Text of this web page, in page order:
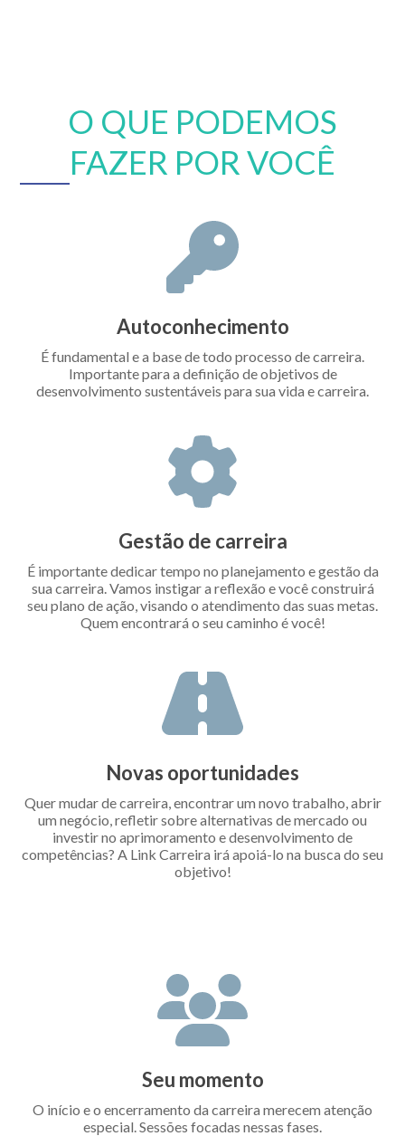
O QUE PODEMOS
FAZER POR VOCÊ
Autoconhecimento
É fundamental e a base de todo processo de carreira.
Importante para a definição de objetivos de
desenvolvimento sustentáveis para sua vida e carreira.
Gestão de carreira
É importante dedicar tempo no planejamento e gestão da
sua carreira. Vamos instigar a reflexão e você construirá
seu plano de ação, visando o atendimento das suas metas.
Quem encontrará o seu caminho é você!
Novas oportunidades
Quer mudar de carreira, encontrar um novo trabalho, abrir
um negócio, refletir sobre alternativas de mercado ou
investir no aprimoramento e desenvolvimento de
competências? A Link Carreira irá apoiá-lo na busca do seu
objetivo!
Seu momento
O início e o encerramento da carreira merecem atenção
especial. Sessões focadas nessas fases.